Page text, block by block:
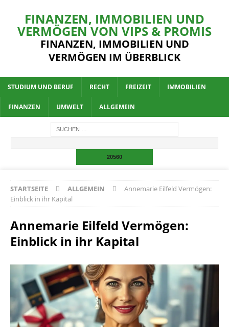
FINANZEN, IMMOBILIEN UND
VERMÖGEN VON VIPS & PROMIS
FINANZEN, IMMOBILIEN UND
VERMÖGEN IM ÜBERBLICK
STUDIUM UND BERUF RECHT FREIZEIT IMMOBILIEN
FINANZEN UMWELT ALLGEMEIN
STARTSEITE ALLGEMEIN
Annemarie Eilfeld Vermögen:
Einblick in ihr Kapital
Annemarie Eilfeld Vermögen:
Einblick in ihr Kapital